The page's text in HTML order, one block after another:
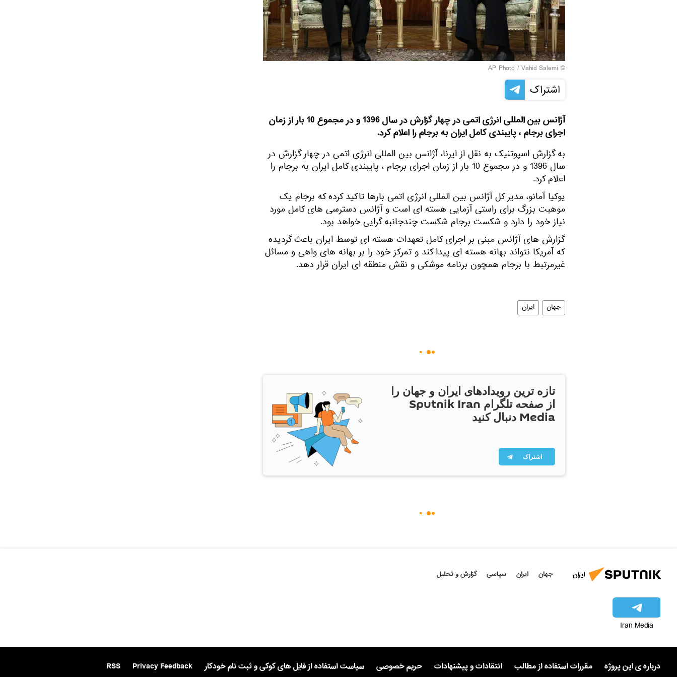
© AP Photo / Vahid Salemi
اشتراک
آژانس بین المللی انرژی اتمی در چهار گزارش در سال 1396 و در مجموع 10 بار از زمان
اجرای برجام ، پایبندی کامل ایران به برجام را اعلام کرد.
به گزارش اسپوتنیک به نقل از ایرنا، آژانس بین المللی انرژی اتمی در چهار گزارش در
سال 1396 و در مجموع 10 بار از زمان اجرای برجام ، پایبندی کامل ایران به برجام را
اعلام کرد.
یوکیا آمانو، مدیر کل آژانس بین المللی انرژی اتمی بارها تاکید کرده که برجام یک
موهبت بزرگ برای راستی آزمایی هسته ای است و آژانس دسترسی های کامل مورد
نیاز خود را دارد و شکست برجام شکست چندجانبه گرایی خواهد بود.
گزارش های آژانس مبنی بر اجرای کامل تعهدات هسته ای توسط ایران باعث گردیده
که آمریکا نتواند بهانه هسته ای پیدا کند و تمرکز خود را بر بهانه های واهی و مسائل
غیرمرتبط با برجام همچون برنامه موشکی و نقش منطقه ای ایران قرار دهد.
جهان ایران
تازه ترین رویدادهای ایران و جهان را
از صفحه تلگرام Sputnik Iran
Media دنبال کنید
اشتراک
ایران جهان ایران سیاسی گزارش و تحلیل
Iran Media
درباره ی این پروژه مقررات استفاده از مطالب انتقادات و پیشنهادات حریم خصوصی سیاست استفاده از فایل های کوکی و ثبت نام خودکار Privacy Feedback
RSS